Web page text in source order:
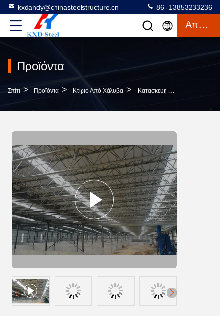
kxdandy@chinasteelstructure.cn 86--13853233236
Απόσπασμα
Προϊόντα
Σπίτι > Προϊόντα > Κτίριο Από Χάλυβα > Κατασκευή Δομής Χάλυβα Αντιδρωσίας